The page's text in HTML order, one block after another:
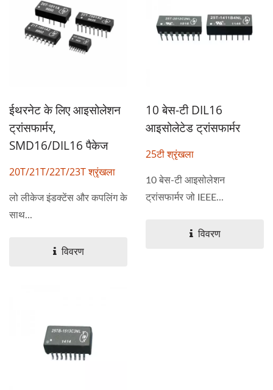
ईथरनेट के लिए आइसोलेशन
ट्रांसफार्मर,
SMD16/DIL16 पैकेज
20T/21T/22T/23T श्रृंखला
लो लीकेज इंडक्टेंस और कपलिंग के
साथ...
विवरण
10 बेस-टी DIL16
आइसोलेटेड ट्रांसफार्मर
25टी श्रृंखला
10 बेस-टी आइसोलेशन
ट्रांसफार्मर जो IEEE...
विवरण